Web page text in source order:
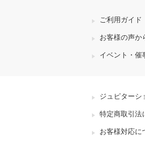
ご利用ガイド
お客様の声か
イベント・催
ジュピターシ
特定商取引法
お客様対応に